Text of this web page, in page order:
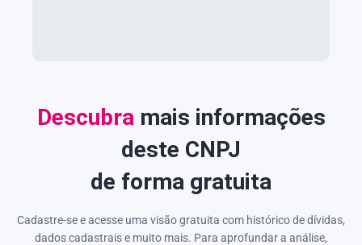
Descubra mais informações
deste CNPJ
de forma gratuita
Cadastre-se e acesse uma visão gratuita com histórico de dívidas,
dados cadastrais e muito mais. Para aprofundar a análise,